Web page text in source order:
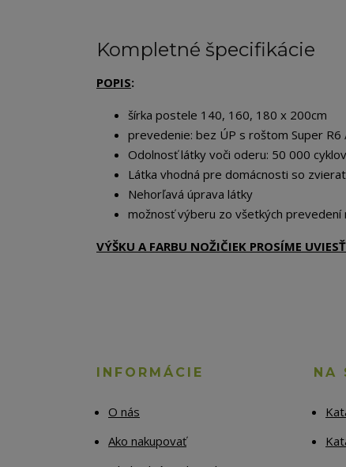
Kompletné špecifikácie
POPIS:
šírka postele 140, 160, 180 x 200cm
prevedenie: bez ÚP s roštom Super
Odolnosť látky voči oderu: 50 000
Látka vhodná pre domácnosti so
Nehorľavá úprava látky
možnosť výberu zo všetkých prevedení
VÝŠKU A FARBU NOŽIČIEK PROSÍME
INFORMÁCIE
O nás
Ako nakupovať
NA